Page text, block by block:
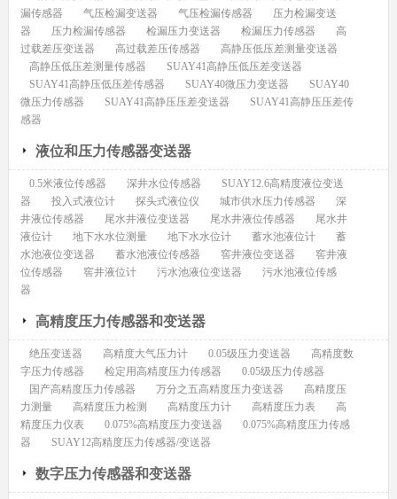
漏传感器
气压检漏变送器 气压检漏传感器
压力检漏变送
器
压力检漏传感器 检漏压力变送器 检漏压力传感器
高
过载差压变送器
高过载差压传感器
高静压低压差测量变送器
高静压低压差测量传感器
SUAY41高静压低压差变送器
SUAY41高静压低压差传感器
SUAY40微压力变送器
SUAY40
微压力传感器
SUAY41高静压压差变送器
SUAY41高静压压差传
感器
液位和压力传感器变送器
0.5米液位传感器 深井水位传感器
SUAY12.6高精度液位变送
器
投入式液位计 探头式液位仪 城市供水压力传感器
深
井液位传感器
尾水井液位变送器 尾水井液位传感器
尾水井
液位计
地下水水位测量 地下水水位计 蓄水池液位计
蓄
水池液位变送器
蓄水池液位传感器 窖井液位变送器
窖井液
位传感器
窖井液位计 污水池液位变送器
污水池液位传感
器
高精度压力传感器和变送器
绝压变送器 高精度大气压力计 0.05级压力变送器
高精度数
字压力传感器
检定用高精度压力传感器
0.05级压力传感器
国产高精度压力传感器
万分之五高精度压力变送器
高精度压
力测量
高精度压力检测 高精度压力计 高精度压力表
高
精度压力仪表
0.075%高精度压力变送器
0.075%高精度压力传感
器
SUAY12高精度压力传感器/变送器
数字压力传感器和变送器